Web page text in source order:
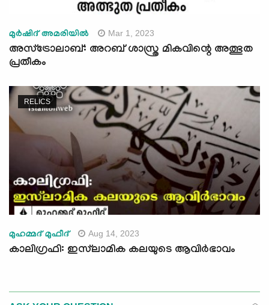
മുര്‍ഷിദ് അമരിയില്‍ Mar 1, 2023
അസ്‌ട്രോലാബ്: അറബ് ശാസ്ത്ര മികവിന്റെ അത്ഭുത
പ്രതീകം
RELICS
മുഹമ്മദ് മുഫീദ് Aug 14, 2023
കാലിഗ്രഫി: ഇസ്‍ലാമിക കലയുടെ ആവിർഭാവം